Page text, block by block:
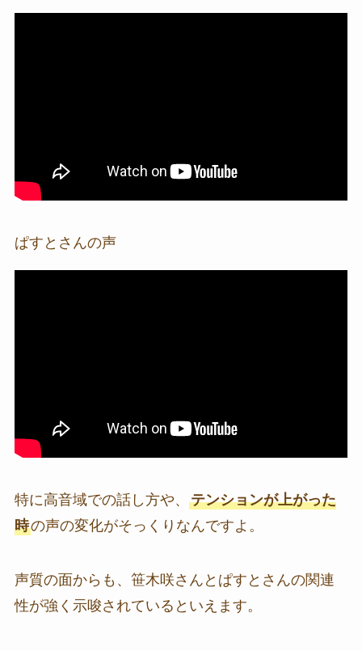
ぱすとさんの声
特に高音域での話し方や、 テンションが上がった
時の声の変化がそっくりなんですよ。
声質の面からも、笹木咲さんとぱすとさんの関連
性が強く示唆されているといえます。